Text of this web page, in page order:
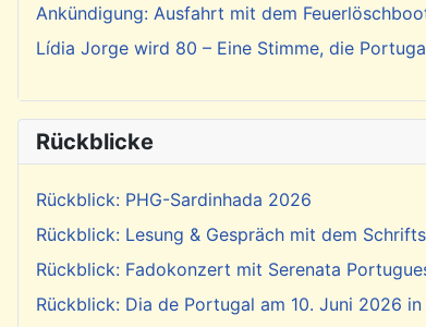
Ankündigung: Ausfahrt mit dem
Lídia Jorge wird 80 – Eine Stimme, die
Rückblicke
Rückblick: PHG-Sardinhada 2026
Rückblick: Lesung & Gespräch mit dem
Rückblick: Fadokonzert mit Serenata
Rückblick: Dia de Portugal am 10. Juni 2026